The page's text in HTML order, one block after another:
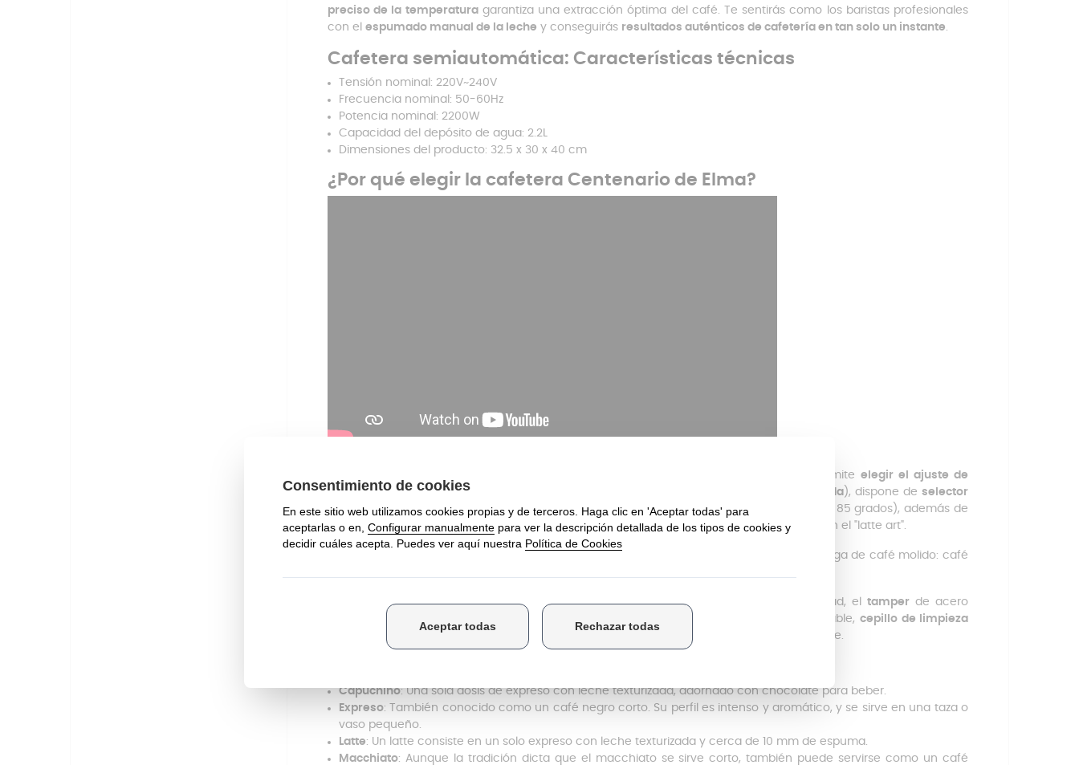
preciso de la temperaturagarantiza una extracción óptima del café. Te sentirás como los baristas profesionales
con el espumado manual de la leche y conseguirás resultados auténticos de cafetería en tan solo un instante
Cafetera semiautomática: Características técnicas
Tensión nominal: 220V~240V
Frecuencia nominal: 50-60Hz
Potencia nominal: 2200W
Capacidad del depósito de agua: 2.2L
Dimensiones del producto: 32.5 x 30 x 40 cm
¿Por qué elegir la cafetera Centenario de Elma?
Con la cafetera espresso Centenario podrás vivir la experiencia barista completa: permite elegir el ajuste de
moliendadesde más fino hasta más grueso (pudiendo elegir entre 15 ajustes de molienda ), dispone de selector
digital de programación por tiempo y selector de temperatura(de 3 posiciones: 75, 80 y 85 grados), además de
unvaporizador de alta presión inmediatopara poder espumar la leche y experimentar con el "latte art".
, además de seleccionar 1 o dos dosis de carga de café molido: café
La cafetera semiautomática incluye, además de un depósito de 2,2 litros de capacidad, el tamperde acero
fabricado en acero inoxidable, cepillo de limpieza
para limpiar el excedente del granulado del café,
y una bandeja extraíble.
Capuchino: Una sola dosis de expreso con leche texturizada, adornado con chocolate para beber.
Expreso: También conocido como un café negro corto. Su perfil es intenso y aromático, y se sirve en una taza o
vaso pequeño.
Latte: Un latte consiste en un solo expreso con leche texturizada y cerca de 10 mm de espuma.
Macchiato: Aunque la tradición dicta que el macchiato se sirve corto, también puede servirse como un café